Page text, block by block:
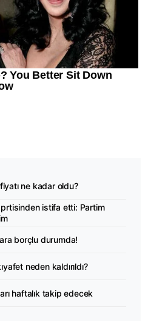
ne kadar oldu?
istifa etti: Partim
borçlu durumda!
neden kaldırıldı?
haftalık takip edecek